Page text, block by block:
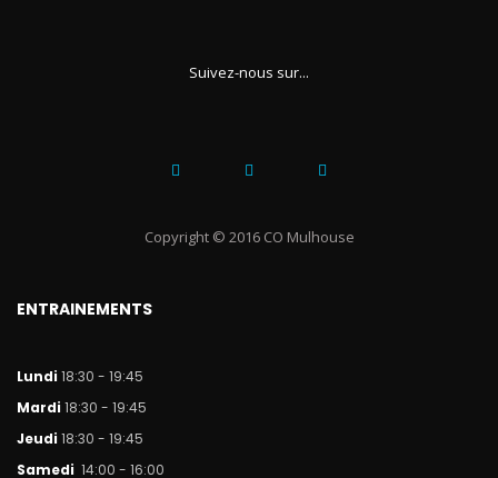
Suivez-nous sur...
Copyright © 2016 CO Mulhouse
ENTRAINEMENTS
Lundi 18:30 - 19:45
Mardi 18:30 - 19:45
Jeudi 18:30 - 19:45
Samedi 14:00 - 16:00